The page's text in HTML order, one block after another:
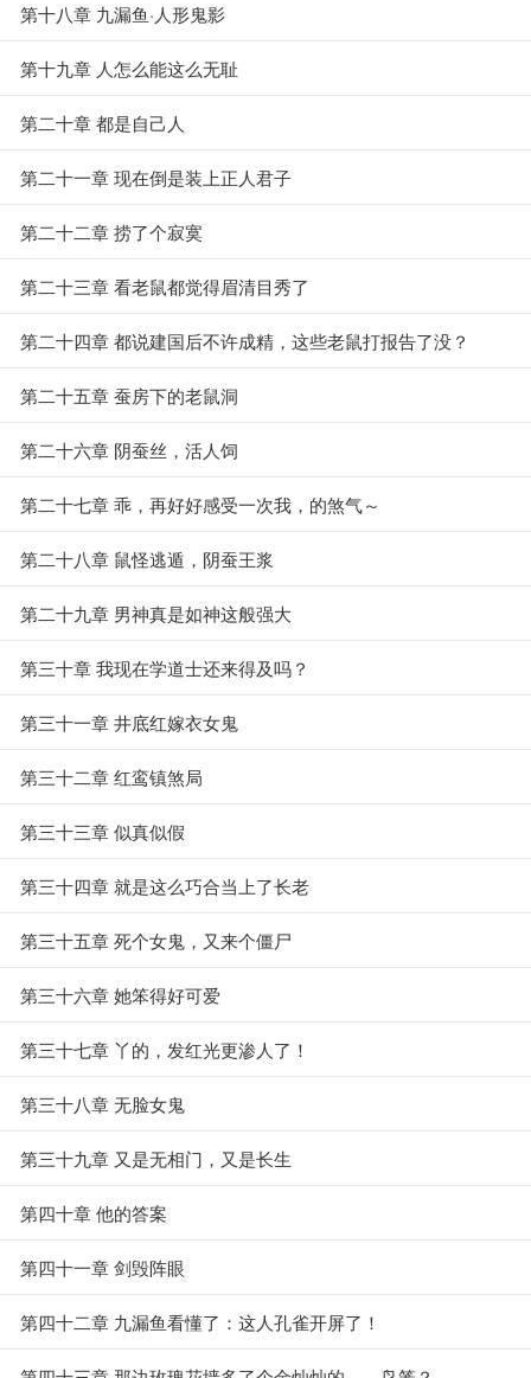
第十八章 九漏鱼·人形鬼影
第十九章 人怎么能这么无耻
第二十章 都是自己人
第二十一章 现在倒是装上正人君子
第二十二章 捞了个寂寞
第二十三章 看老鼠都觉得眉清目秀了
第二十四章 都说建国后不许成精，这些老鼠打报告了没？
第二十五章 蚕房下的老鼠洞
第二十六章 阴蚕丝，活人饲
第二十七章 乖，再好好感受一次我，的煞气～
第二十八章 鼠怪逃遁，阴蚕王浆
第二十九章 男神真是如神这般强大
第三十章 我现在学道士还来得及吗？
第三十一章 井底红嫁衣女鬼
第三十二章 红鸾镇煞局
第三十三章 似真似假
第三十四章 就是这么巧合当上了长老
第三十五章 死个女鬼，又来个僵尸
第三十六章 她笨得好可爱
第三十七章 丫的，发红光更渗人了！
第三十八章 无脸女鬼
第三十九章 又是无相门，又是长生
第四十章 他的答案
第四十一章 剑毁阵眼
第四十二章 九漏鱼看懂了：这人孔雀开屏了！